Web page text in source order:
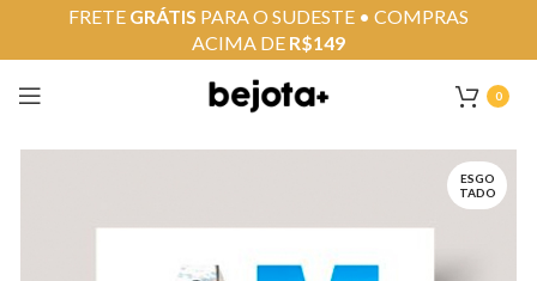
0
ESGO
TADO
FRETE GRÁTIS PARA O SUDESTE • COMPRAS
ACIMA DE R$149